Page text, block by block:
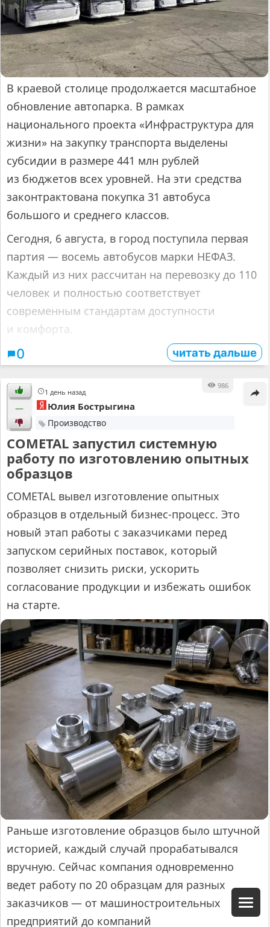
В краевой столице продолжается масштабное
обновление автопарка. В рамках
национального проекта «Инфраструктура для
жизни» на закупку транспорта выделены
субсидии в размере 441 млн рублей
из бюджетов всех уровней. На эти средства
законтрактована покупка 31 автобуса
большого и среднего классов.
Сегодня, 6 августа, в город поступила первая
партия — восемь автобусов марки НЕФАЗ.
Каждый из них рассчитан на перевозку до 110
человек и полностью соответствует
современным стандартам доступности
и комфорта.
0 читать дальше
1 день назад
986
— Юлия Бострыгина
Производство
COMETAL запустил системную
работу по изготовлению опытных
образцов
COMETAL вывел изготовление опытных
образцов в отдельный бизнес-процесс. Это
новый этап работы с заказчиками перед
запуском серийных поставок, который
позволяет снизить риски, ускорить
согласование продукции и избежать ошибок
на старте.
Раньше изготовление образцов было штучной
историей, каждый случай прорабатывался
вручную. Сейчас компания одновременно
ведет работу по 20 образцам для разных
заказчиков — от машиностроительных
предприятий до компаний